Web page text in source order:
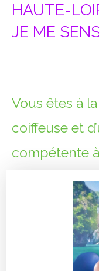
HAUTE-
JE ME
Vous êtes à
coiffeuse et
compétente